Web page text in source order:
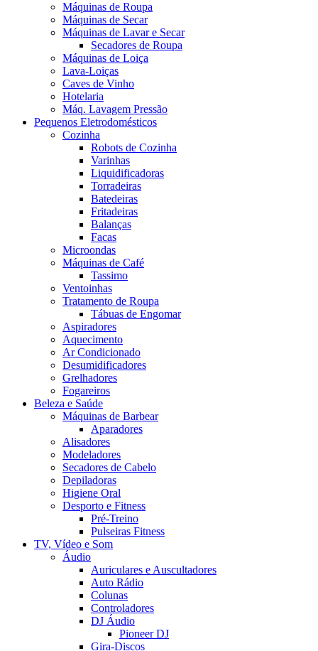
Máquinas de Roupa
Máquinas de Secar
Máquinas de Lavar e Secar
Secadores de Roupa
Máquinas de Loiça
Lava-Loiças
Caves de Vinho
Hotelaria
Máq. Lavagem Pressão
Pequenos Eletrodomésticos
Cozinha
Robots de Cozinha
Varinhas
Liquidificadoras
Torradeiras
Batedeiras
Fritadeiras
Balanças
Facas
Microondas
Máquinas de Café
Tassimo
Ventoinhas
Tratamento de Roupa
Tábuas de Engomar
Aspiradores
Aquecimento
Ar Condicionado
Desumidificadores
Grelhadores
Fogareiros
Beleza e Saúde
Máquinas de Barbear
Aparadores
Alisadores
Modeladores
Secadores de Cabelo
Depiladoras
Higiene Oral
Desporto e Fitness
Pré-Treino
Pulseiras Fitness
TV, Vídeo e Som
Áudio
Auriculares e Auscultadores
Auto Rádio
Colunas
Controladores
DJ Áudio
Pioneer DJ
Gira-Discos